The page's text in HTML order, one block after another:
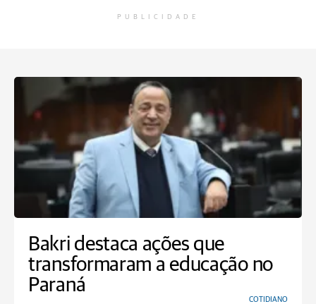
PUBLICIDADE
Bakri destaca ações que
transformaram a educação no
Paraná
COTIDIANO